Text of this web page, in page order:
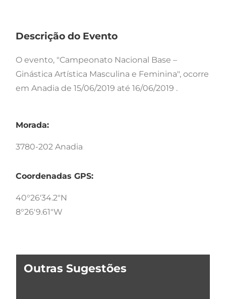
Descrição do Evento
O evento, "Campeonato Nacional Base –
Ginástica Artística Masculina e Feminina", ocorre
em Anadia de 15/06/2019 até 16/06/2019 .
Morada:
3780-202 Anadia
Coordenadas GPS:
40°26'34.2"N
8°26'9.61"W
Outras Sugestões